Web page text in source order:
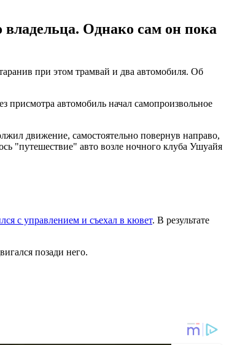
Однако сам он пока
при этом трамвай и два автомобиля. Об
присмотра автомобиль начал самопроизвольное
движение, самостоятельно повернув направо,
"путешествие" авто возле ночного клуба Ушуайя
с управлением и съехал в кювет. В результате
позади него.